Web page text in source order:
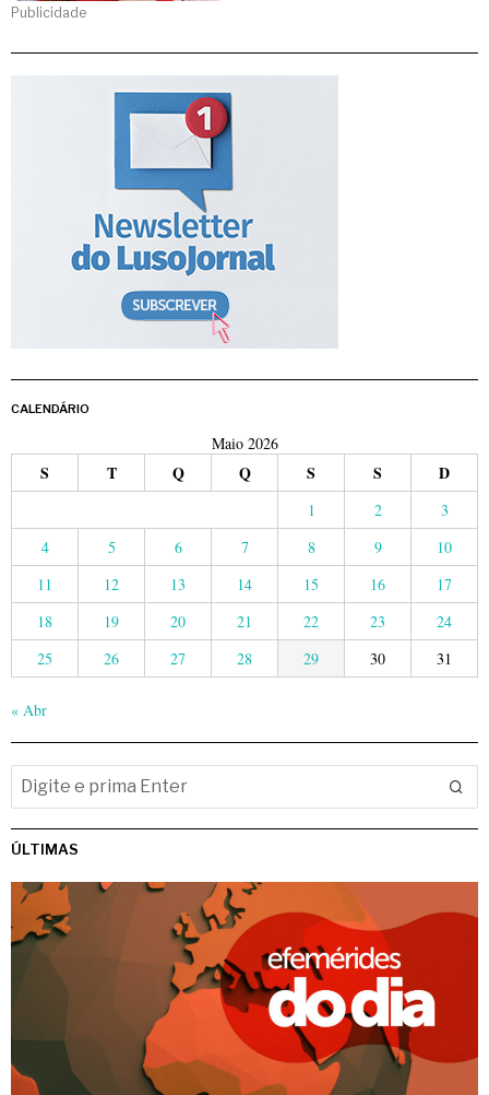
Publicidade
CALENDÁRIO
Maio 2026
S T Q Q S S D
1 2
3
4
5 6 7 8 9
10
11
12 13 14 15 16
17
18
19 20 21 22 23
24
25
26 27 28 29 30 31
« Abr
ÚLTIMAS